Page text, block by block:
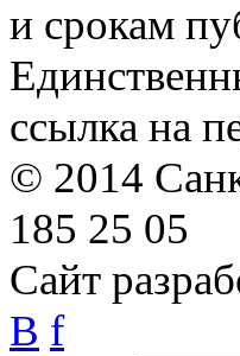
и срокам
ссылка на
© 2014
185 25 05
Сайт
B f